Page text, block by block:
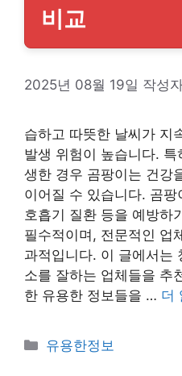
비교
2025년 08월 19일 작성
습하고 따뜻한 날씨가 지
발생 위험이 높습니다.
생한 경우 곰팡이는 건강
이어질 수 있습니다. 곰
호흡기 질환 등을 예방하
필수적이며, 전문적인 업
과적입니다. 이 글에서는
소를 잘하는 업체들을 추
한 유용한 정보들을 … 더
카
유용한정보